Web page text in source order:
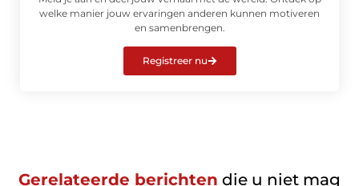
welke manier jouw ervaringen anderen kunnen motiveren
en samenbrengen.
Registreer nu
Gerelateerde berichten die u niet mag